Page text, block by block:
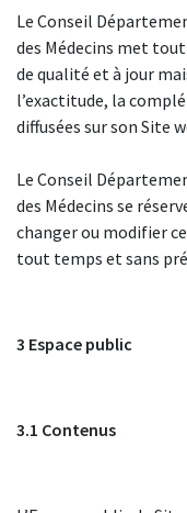
Le Conseil
des Médecins met
de qualité et à jour
l’exactitude, la
diffusées sur son Site
Le Conseil
des Médecins se
changer ou modifier
tout temps et sans
3 Espace public
3.1 Contenus